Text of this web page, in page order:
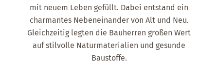
mit neuem Leben gefüllt. Dabei entstand ein
charmantes Nebeneinander von Alt und Neu.
Gleichzeitig legten die Bauherren großen Wert
auf stilvolle Naturmaterialien und gesunde
Baustoffe.